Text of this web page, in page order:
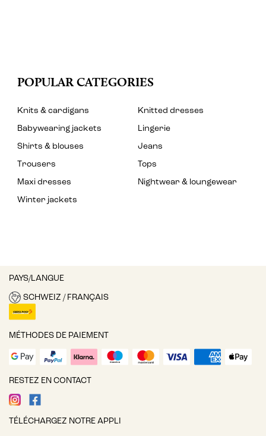
POPULAR CATEGORIES
Knits & cardigans
Knitted dresses
Babywearing jackets
Lingerie
Shirts & blouses
Jeans
Trousers
Tops
Maxi dresses
Nightwear & loungewear
Winter jackets
PAYS/LANGUE
SCHWEIZ / FRANÇAIS
MÉTHODES DE PAIEMENT
RESTEZ EN CONTACT
TÉLÉCHARGEZ NOTRE APPLI